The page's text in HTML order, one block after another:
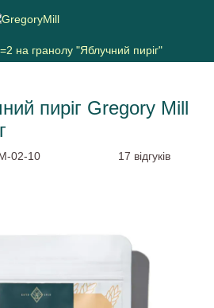
на гранолу "Яблучний пиріг"
пиріг Gregory Mill
02-10 17 відгуків